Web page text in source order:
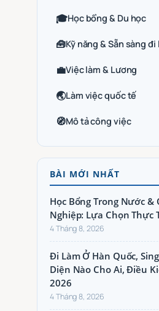
🎓Học bổng & Du học
🧰Kỹ năng & Sẵn sàng đi
💼Việc làm & Lương
🌏Làm việc quốc tế
🧭Mô tả công việc
BÀI MỚI NHẤT
Học Bổng Trong Nước &
Nghiệp: Lựa Chọn Thực
4 Tháng 8, 2026
Đi Làm Ở Hàn Quốc,
Diện Nào Cho Ai, Điều
2026
4 Tháng 8, 2026